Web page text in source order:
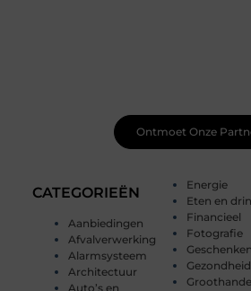
CATEGORIEËN
Aanbiedingen
Afvalverwerking
Alarmsysteem
Architectuur
Auto’s en
Energie
Eten en
Financieel
Fotografie
Geschenken
Gezondheid
Ontmoet Onze